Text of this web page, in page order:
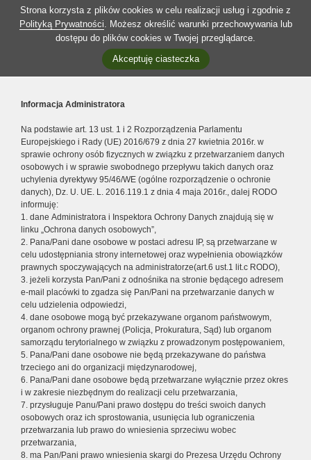
Strona korzysta z plików cookies w celu realizacji usług i zgodnie z
Polityką Prywatności. Możesz określić warunki przechowywania lub
dostępu do plików cookies w Twojej przeglądarce.
Akceptuję ciasteczka
Informacja Administratora
Na podstawie art. 13 ust. 1 i 2 Rozporządzenia Parlamentu
Europejskiego i Rady (UE) 2016/679 z dnia 27 kwietnia 2016r. w
sprawie ochrony osób fizycznych w związku z przetwarzaniem danych
osobowych i w sprawie swobodnego przepływu takich danych oraz
uchylenia dyrektywy 95/46/WE (ogólne rozporządzenie o ochronie
danych), Dz. U. UE. L. 2016.119.1 z dnia 4 maja 2016r., dalej RODO
informuję:
1. dane Administratora i Inspektora Ochrony Danych znajdują się w
linku „Ochrona danych osobowych”,
2. Pana/Pani dane osobowe w postaci adresu IP, są przetwarzane w
celu udostępniania strony internetowej oraz wypełnienia obowiązków
prawnych spoczywających na administratorze(art.6 ust.1 lit.c RODO),
3. jeżeli korzysta Pan/Pani z odnośnika na stronie będącego adresem
e-mail placówki to zgadza się Pan/Pani na przetwarzanie danych w
celu udzielenia odpowiedzi,
4. dane osobowe mogą być przekazywane organom państwowym,
organom ochrony prawnej (Policja, Prokuratura, Sąd) lub organom
samorządu terytorialnego w związku z prowadzonym postępowaniem,
5. Pana/Pani dane osobowe nie będą przekazywane do państwa
trzeciego ani do organizacji międzynarodowej,
6. Pana/Pani dane osobowe będą przetwarzane wyłącznie przez okres
i w zakresie niezbędnym do realizacji celu przetwarzania,
7. przysługuje Panu/Pani prawo dostępu do treści swoich danych
osobowych oraz ich sprostowania, usunięcia lub ograniczenia
przetwarzania lub prawo do wniesienia sprzeciwu wobec
przetwarzania,
8. ma Pan/Pani prawo wniesienia skargi do Prezesa Urzędu Ochrony